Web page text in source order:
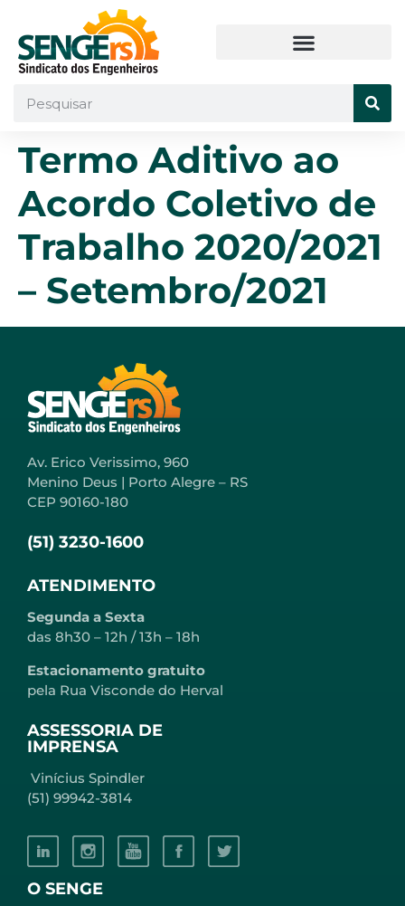
Termo Aditivo ao
Acordo Coletivo de
Trabalho 2020/2021
– Setembro/2021
O SENGE
Av. Erico Verissimo, 960
Menino Deus | Porto Alegre – RS
CEP 90160-180
(51) 3230-1600
ATENDIMENTO
Segunda a Sexta
das 8h30 – 12h / 13h – 18h
Estacionamento gratuito
pela Rua Visconde do Herval
ASSESSORIA DE
IMPRENSA
Vinícius Spindler
(51) 99942-3814